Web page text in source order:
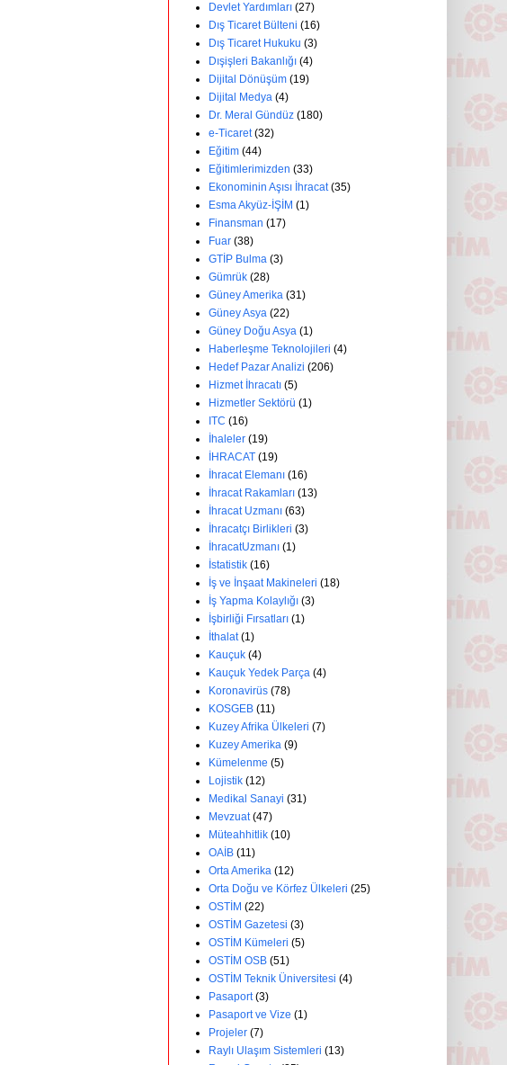
Devlet Yardımları (27)
Dış Ticaret Bülteni (16)
Dış Ticaret Hukuku (3)
Dışişleri Bakanlığı (4)
Dijital Dönüşüm (19)
Dijital Medya (4)
Dr. Meral Gündüz (180)
e-Ticaret (32)
Eğitim (44)
Eğitimlerimizden (33)
Ekonominin Aşısı İhracat (35)
Esma Akyüz-İŞİM (1)
Finansman (17)
Fuar (38)
GTİP Bulma (3)
Gümrük (28)
Güney Amerika (31)
Güney Asya (22)
Güney Doğu Asya (1)
Haberleşme Teknolojileri (4)
Hedef Pazar Analizi (206)
Hizmet İhracatı (5)
Hizmetler Sektörü (1)
ITC (16)
İhaleler (19)
İHRACAT (19)
İhracat Elemanı (16)
İhracat Rakamları (13)
İhracat Uzmanı (63)
İhracatçı Birlikleri (3)
İhracatUzmanı (1)
İstatistik (16)
İş ve İnşaat Makineleri (18)
İş Yapma Kolaylığı (3)
İşbirliği Fırsatları (1)
İthalat (1)
Kauçuk (4)
Kauçuk Yedek Parça (4)
Koronavirüs (78)
KOSGEB (11)
Kuzey Afrika Ülkeleri (7)
Kuzey Amerika (9)
Kümelenme (5)
Lojistik (12)
Medikal Sanayi (31)
Mevzuat (47)
Müteahhitlik (10)
OAİB (11)
Orta Amerika (12)
Orta Doğu ve Körfez Ülkeleri (25)
OSTİM (22)
OSTİM Gazetesi (3)
OSTİM Kümeleri (5)
OSTİM OSB (51)
OSTİM Teknik Üniversitesi (4)
Pasaport (3)
Pasaport ve Vize (1)
Projeler (7)
Raylı Ulaşım Sistemleri (13)